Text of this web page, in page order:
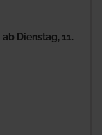
ab Dienstag, 11.